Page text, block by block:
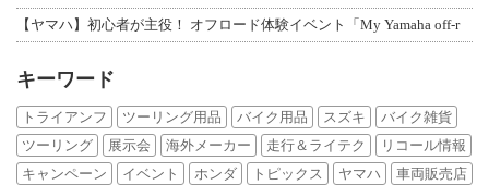
【ヤマハ】初心者が主役！ オフロード体験イベント「My Yamaha off-r
キーワード
トライアンフ ツーリング用品 バイク用品 スズキ
バイク雑貨
ツーリング
展示会 海外メーカー 走行＆ライテク
リコール情報
キャンペーン
イベント ホンダ トピックス ヤマハ
車両販売店